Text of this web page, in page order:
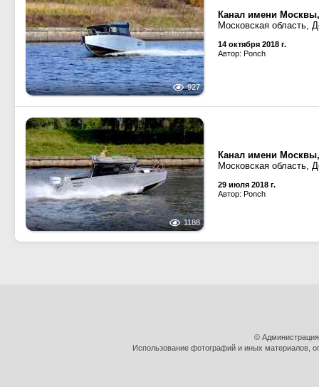
927
Канал имени
Московская область,
14 октября 2018 г.
Автор: Ponch
1188
Канал имени
Московская область,
29 июля 2018 г.
Автор: Ponch
©
Использование фотографий и иных материалов,